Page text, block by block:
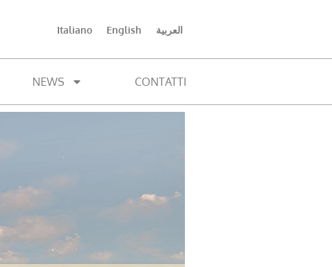
Italiano English العربية
NEWS CONTATTI